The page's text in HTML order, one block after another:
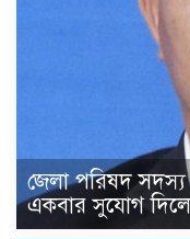
জেলা পরিষদ
একবার সুযোগ